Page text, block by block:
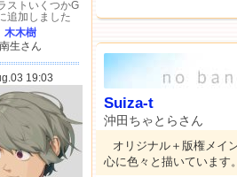
Suiza-t
沖田ちゃとらさん
オリジナル＋版権メイ
心に色々と描いています。